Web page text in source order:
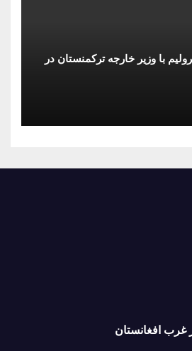
با وزیر خارجه ترکمنستان در
غرب افغانستان